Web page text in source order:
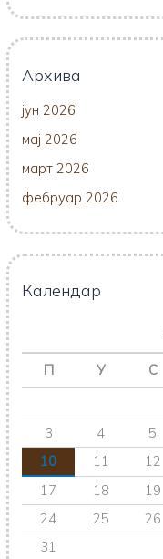
Архива
јун 2026
мај 2026
март 2026
фебруар 2026
Календар
П У С
3
4 5
10
11 12
17
18 19
24
25 26
31